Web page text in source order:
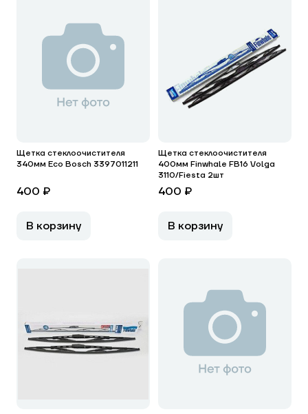
Щетка стеклоочистителя
340мм Eco Bosch 3397011211
400 ₽
В корзину
Щетка стеклоочистителя
400мм Finwhale FB16 Volga
3110/Fiesta 2шт
400 ₽
В корзину